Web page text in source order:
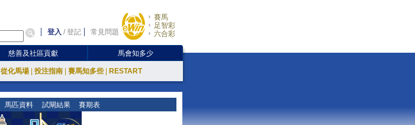
登入 /登記 常見問題
賽馬
足智彩
六合彩
慈善及社區貢獻 馬會知多少
從化馬場 投注指南 賽馬知多些 RESTART
馬匹資料 試閘結果 賽期表